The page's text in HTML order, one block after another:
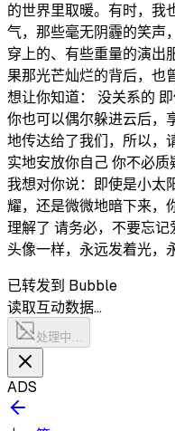
的世界里取暖。有时，
气，那些毫无阴霾的笑声
穿上的、有些重量的演出
果那光芒灿烂的背后，也
想让你知道： 没关系的
你也可以偶尔躲进云后，
地传达给了我们，所以，
实地安放你自己 你不必
我想对你说：即使是小太
耀，还是微微地暗下来，
理解了 请务必，不要忘
头像一样，永远发着光，
已转发到 Bubble
读取互动数据…
处理中…
ADS